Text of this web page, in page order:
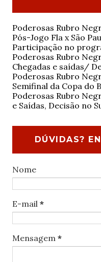
Poderosas Rubro
Pós-Jogo Fla x São
Participação no
Poderosas Rubro
Chegadas e saídas/
Poderosas Rubro
Semifinal da Copa do
Poderosas Rubro
e Saídas, Decisão no
DÚVIDAS?
Nome
E-mail *
Mensagem *